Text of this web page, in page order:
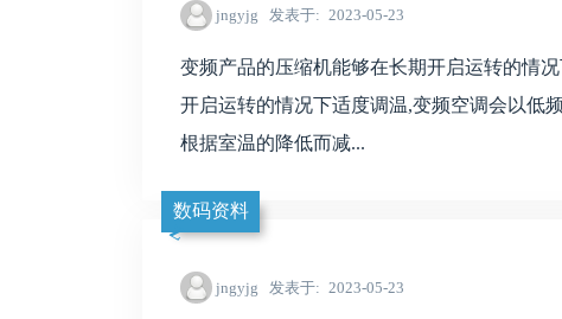
jngyjg 发表于 2023-05-23
变频产品的压缩机能够在长期开启运转的情
开启运转的情况下适度调温,变频空调会以低
根据室温的降低而减...
数码资料
jngyjg 发表于 2023-05-23